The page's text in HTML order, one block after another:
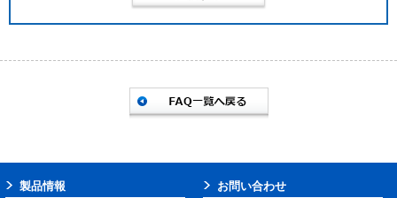
製品情報
お問い合わせ